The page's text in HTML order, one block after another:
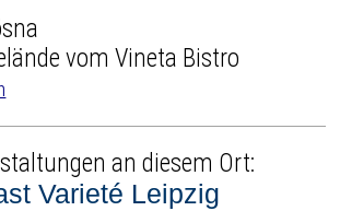
vom Vineta Bistro
an diesem Ort:
Varieté Leipzig